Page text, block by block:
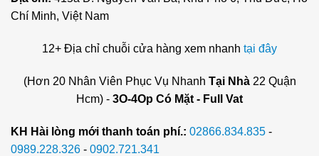
Chí Minh, Việt Nam
12+ Địa chỉ chuỗi cửa hàng xem nhanh tại đây
(Hơn 20 Nhân Viên Phục Vụ Nhanh Tại Nhà22 Quận
Hcm) - 3O-4Op Có Mặt - Full Vat
KH Hài lòng mới thanh toán phí.: 02866.834.835 -
0989.228.326 - 0902.721.341